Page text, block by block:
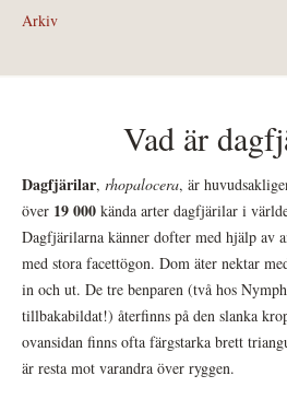
Arkiv
Vad är
Dagfjärilar, rhopalocera, är
över 19 000 kända arter dagfjärilar i
Dagfjärilarna känner dofter med hjälp av
med stora facettögon. Dom äter nektar
in och ut. De tre benparen (två hos
tillbakabildat!) återfinns på den slanka
ovansidan finns ofta färgstarka brett
är resta mot varandra över ryggen.